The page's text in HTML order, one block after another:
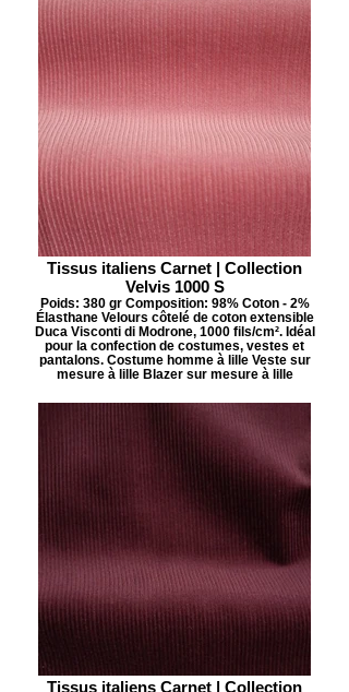
Tissus italiens Carnet | Collection
Velvis 1000 S
Poids: 380 gr Composition: 98% Coton - 2%
Élasthane Velours côtelé de coton extensible
Duca Visconti di Modrone, 1000 fils/cm². Idéal
pour la confection de costumes, vestes et
pantalons. Costume homme à lille Veste sur
mesure à lille Blazer sur mesure à lille
Tissus italiens Carnet | Collection